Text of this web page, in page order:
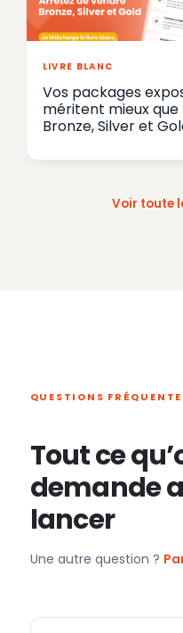
LIVRE BLANC
Vos packages
méritent mieux que
Bronze, Silver et
Voir toute
QUESTIONS
Tout ce
demande
lancer
Une autre question ?